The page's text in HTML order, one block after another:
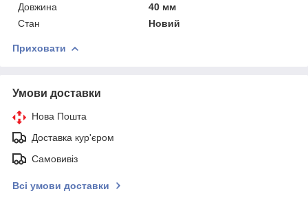
Довжина
40 мм
Стан
Новий
Приховати
Умови доставки
Нова Пошта
Доставка кур'єром
Самовивіз
Всі умови доставки